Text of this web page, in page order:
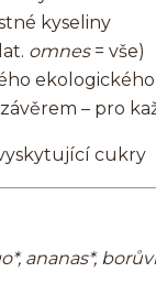
kyseliny
omnes= vše)
– pro
cukry
ananas*,